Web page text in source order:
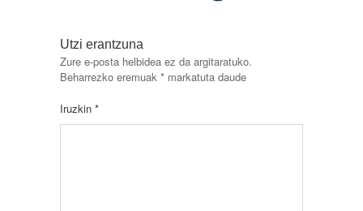
Utzi erantzuna
Zure e-posta helbidea ez da argitaratuko.
Beharrezko eremuak * markatuta daude
Iruzkin *